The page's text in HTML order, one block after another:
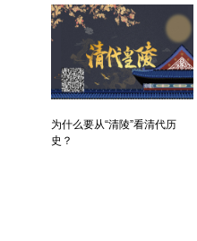
为什么要从“清陵”看清代历
史？